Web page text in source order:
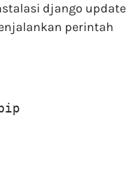
django update
perintah